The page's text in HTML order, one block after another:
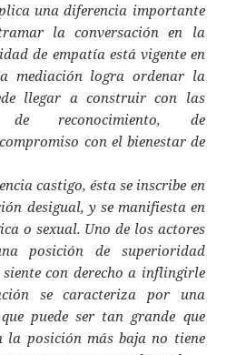
una diferencia importante
la conversación en la
de empatía está vigente en
mediación logra ordenar la
llegar a construir con las
de reconocimiento, de
con el bienestar de
castigo, ésta se inscribe en
desigual, y se manifiesta en
o sexual. Uno de los actores
posición de superioridad
con derecho a inflingirle
se caracteriza por una
puede ser tan grande que
la posición más baja no tiene